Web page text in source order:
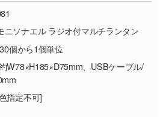
ーを使って印刷したい／印
ある
どのカラーチップの指定や、
指定も承っております。→詳
からキャラクター部分だけを
きない場合】
を加工された場合、または
合
上経過している場合
よる返品・交換依頼(商
注文間違い等)
)
ムはこちら
ニソナエル ラジオ付マルチランタン
個から1個単位
W78×H185×D75mm、USBケーブル/
指定不可]